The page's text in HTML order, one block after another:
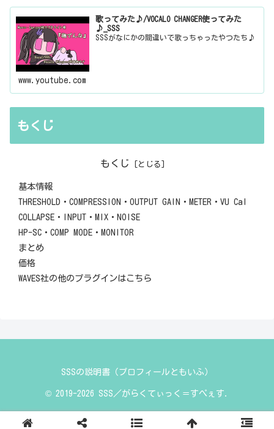
歌ってみた♪/VOCALO CHANGER使ってみた
♪_SSS
SSSがなにかの間違いで歌っちゃったやつたち♪
www.youtube.com
もくじ
もくじ
基本情報
THRESHOLD・COMPRESSION・OUTPUT GAIN・METER・VU Cal
COLLAPSE・INPUT・MIX・NOISE
HP-SC・COMP MODE・MONITOR
まとめ
価格
WAVES社の他のプラグインはこちら
SSSの説明書（プロフィールともいふ）
© 2019-2026 SSS／がらくてぃっく＝すぺぇす.